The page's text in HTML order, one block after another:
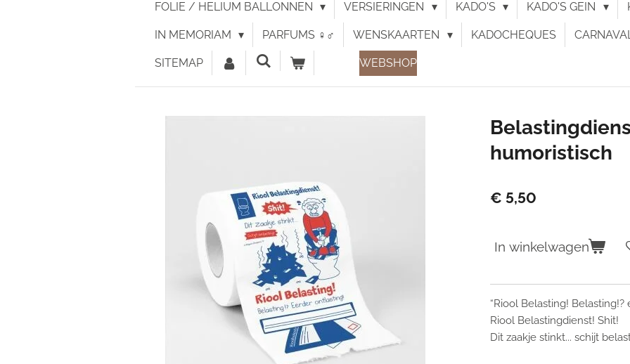
FOLIE / HELIUM BALLONNEN VERSIERINGEN KADO'S KADO'S GEIN
IN MEMORIAM PARFUMS ♀︎♂︎ WENSKAARTEN KADOCHEQUES
SITEMAP WEBSHOP
humoristisch
€ 5,50
In winkelwagen
“Riool Belasting!
Riool Belastingdienst! Shit!
Dit zaakje stinkt... schijt